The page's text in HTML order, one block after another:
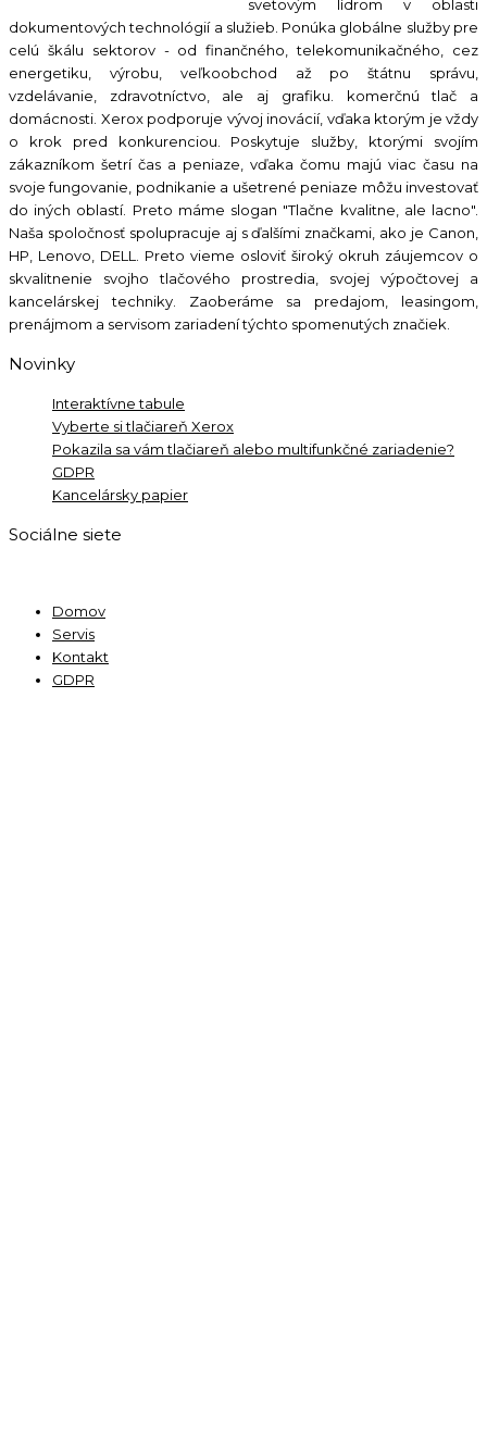
svetovým lídrom v oblasti
dokumentových technológií a služieb. Ponúka globálne služby pre
celú škálu sektorov - od finančného, telekomunikačného, cez
energetiku, výrobu, veľkoobchod až po štátnu správu,
vzdelávanie, zdravotníctvo, ale aj grafiku. komerčnú tlač a
domácnosti. Xerox podporuje vývoj inovácií, vďaka ktorým je vždy
o krok pred konkurenciou. Poskytuje služby, ktorými svojím
zákazníkom šetrí čas a peniaze, vďaka čomu majú viac času na
svoje fungovanie, podnikanie a ušetrené peniaze môžu investovať
do iných oblastí. Preto máme slogan "Tlačne kvalitne, ale lacno".
Naša spoločnosť spolupracuje aj s ďalšími značkami, ako je Canon,
HP, Lenovo, DELL. Preto vieme osloviť široký okruh záujemcov o
skvalitnenie svojho tlačového prostredia, svojej výpočtovej a
kancelárskej techniky. Zaoberáme sa predajom, leasingom,
prenájmom a servisom zariadení týchto spomenutých značiek.
Novinky
Interaktívne tabule
Vyberte si tlačiareň Xerox
Pokazila sa vám tlačiareň alebo multifunkčné zariadenie?
GDPR
Kancelársky papier
Sociálne siete
Domov
Servis
Kontakt
GDPR